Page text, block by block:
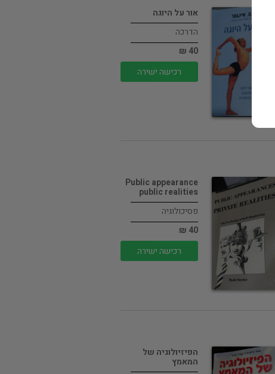
אור על היוגה
הדרכה
40 ₪
רכישה ישירה
Public appearance
public realities
פסיכולוגיה
40 ₪
רכישה ישירה
הפיזיולוגיה של
המאמץ